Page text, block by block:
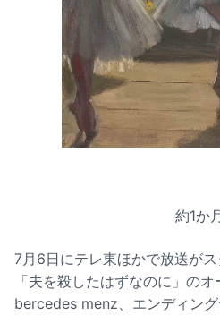
約1か
7月6日にテレ東ほかで放送が
「夫を殺したはずなのに」の
bercedes menz、エンディン